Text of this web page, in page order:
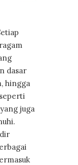
dasar
hingga
juga